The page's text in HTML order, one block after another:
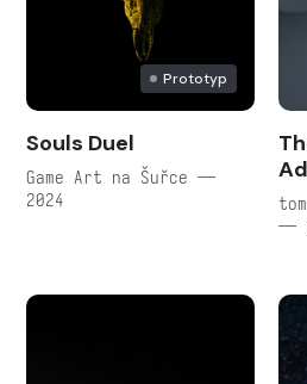
Prototyp
Souls Duel
Game Art na Šuřce —
2024
—